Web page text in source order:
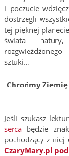
i poczucie
dostrzegli
tej pięknej
świata natury,
sztuki…
Chrońmy
Jeśli szukasz
sercabędzie
pochodzący z niej
CzaryMary.pl